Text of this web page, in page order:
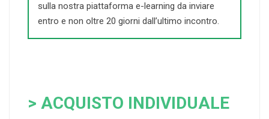
sulla nostra piattaforma e-learning da inviare
entro e non oltre 20 giorni dall’ultimo incontro.
> ACQUISTO INDIVIDUALE